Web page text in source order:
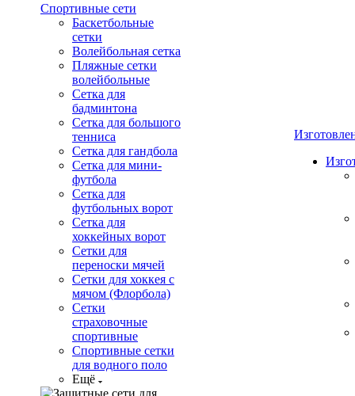
Спортивные сети
Баскетбольные
сетки
Волейбольная сетка
Пляжные сетки
волейбольные
Сетка для
бадминтона
Сетка для большого
тенниса
Сетка для гандбола
Сетка для мини-
футбола
Сетка для
футбольных ворот
Сетка для
хоккейных ворот
Сетки для
переноски мячей
Сетки для хоккея с
мячом (Флорбола)
Сетки
страховочные
спортивные
Спортивные сетки
для водного поло
Ещё